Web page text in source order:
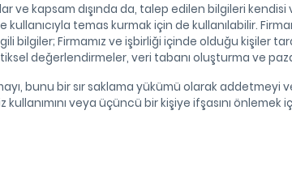
ve kapsam dışında da, talep edilen bilgileri
temas kurmak için de kullanılabilir.
bilgiler; Firmamız ve işbirliği içinde olduğu kişiler
değerlendirmeler, veri tabanı oluşturma ve
bunu bir sır saklama yükümü olarak
kullanımını veya üçüncü bir kişiye ifşasını